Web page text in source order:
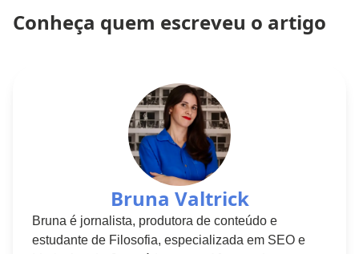
Conheça quem escreveu o artigo
Bruna Valtrick
Bruna é jornalista, produtora de conteúdo e
estudante de Filosofia, especializada em SEO e